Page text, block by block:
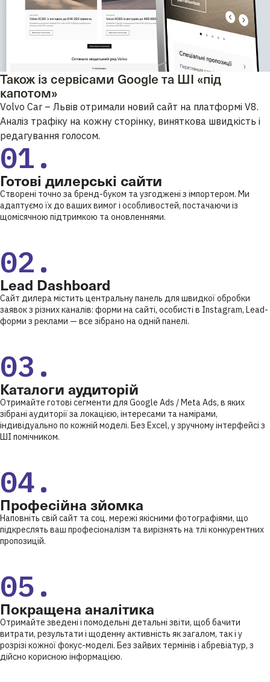
Також із сервісами Google та ШІ «під
капотом»
Volvo Car – Львів отримали новий сайт на платформі V8.
Аналіз трафіку на кожну сторінку, виняткова швидкість і
редагування голосом.
01.
Готові дилерські сайти
Створені точно за бренд-буком та узгоджені з імпортером. Ми
адаптуємо їх до ваших вимог і особливостей, постачаючи із
щомісячною підтримкою та оновленнями.
02.
Lead Dashboard
Сайт дилера містить центральну панель для швидкої обробки
заявок з різних каналів: форми на сайті, особисті в Instagram, Lead-
форми з реклами — все зібрано на одній панелі.
03.
Каталоги аудиторій
Отримайте готові сегменти для Google Ads / Meta Ads, в яких
зібрані аудиторії за локацією, інтересами та намірами,
індивідуально по кожній моделі. Без Excel, у зручному інтерфейсі з
ШІ помічником.
04.
Професійна зйомка
Наповніть свій сайт та соц. мережі якісними фотографіями, що
підкреслять ваш професіоналізм та вирізнять на тлі конкурентних
пропозицій.
05.
Покращена аналітика
Отримайте зведені і помодельні детальні звіти, щоб бачити
витрати, результати і щоденну активність як загалом, так і у
розрізі кожної фокус-моделі. Без зайвих термінів і абревіатур, з
дійсно корисною інформацією.